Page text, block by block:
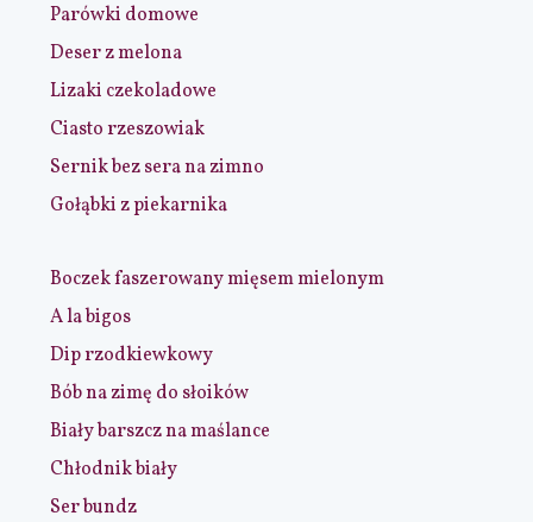
Parówki domowe
Deser z melona
Lizaki czekoladowe
Ciasto rzeszowiak
Sernik bez sera na zimno
Gołąbki z piekarnika
Boczek faszerowany mięsem mielonym
A la bigos
Dip rzodkiewkowy
Bób na zimę do słoików
Biały barszcz na maślance
Chłodnik biały
Ser bundz